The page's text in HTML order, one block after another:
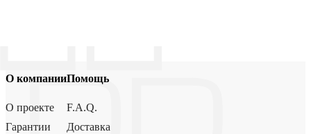
О компании
О проекте
Гарантии
Помощь
F.A.Q.
Доставка